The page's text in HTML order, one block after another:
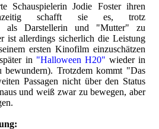
Schauspielerin Jodie Foster ihren
schafft sie es, trotz
als Darstellerin und "Mutter" zu
ist allerdings sicherlich die Leistung
ersten Kinofilm einzuschätzen
in "Halloween H20" wieder in
bewundern). Trotzdem kommt "Das
Passagen nicht über den Status
und weiß zwar zu bewegen, aber